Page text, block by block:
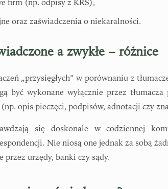
firm (np. odpisy z KRS),
oraz zaświadczenia o niekaralności.
a zwykłe – różnice
„przysięgłych” w porównaniu z
być wykonane wyłącznie przez
opis pieczęci, podpisów, adnotacji czy
się doskonale w codziennej
Nie niosą one jednak za sobą
przez urzędy, banki czy sądy.